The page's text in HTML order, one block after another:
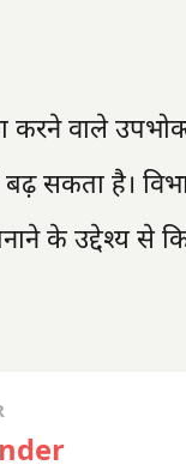
करने वाले
सकता है।
के उद्देश्य से